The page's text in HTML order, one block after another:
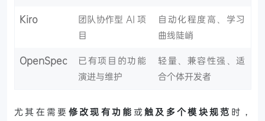
Kiro
团队协作型 AI 项
目
自动化程度高、学习
曲线陡峭
OpenSpec
已有项目的功能
演进与维护
轻量、兼容性强、适
合个体开发者
尤其在需要 修改现有功能 或触及多个模块规范 时，